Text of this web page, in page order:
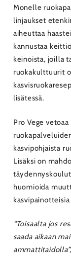
Monelle
linjaukset
aiheuttaa
kannustaa
keinoista, joilla
ruokakulttuurit
lisätessä.
Pro Vege
kasvipohjaista
Lisäksi on
huomioida
“Toisaalta jos
saada aikaan